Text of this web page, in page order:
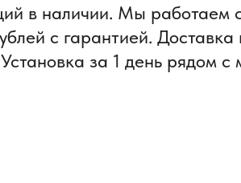
в наличии. Мы работаем
с гарантией.
за 1 день рядом с